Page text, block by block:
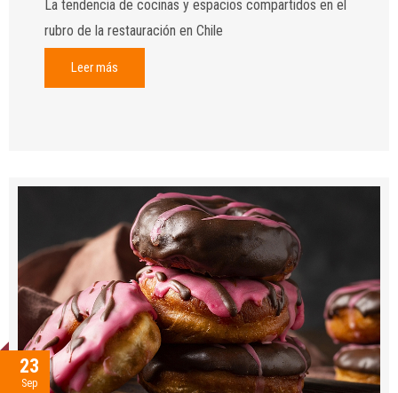
La tendencia de cocinas y espacios compartidos en el
rubro de la restauración en Chile
Leer más
23
Sep